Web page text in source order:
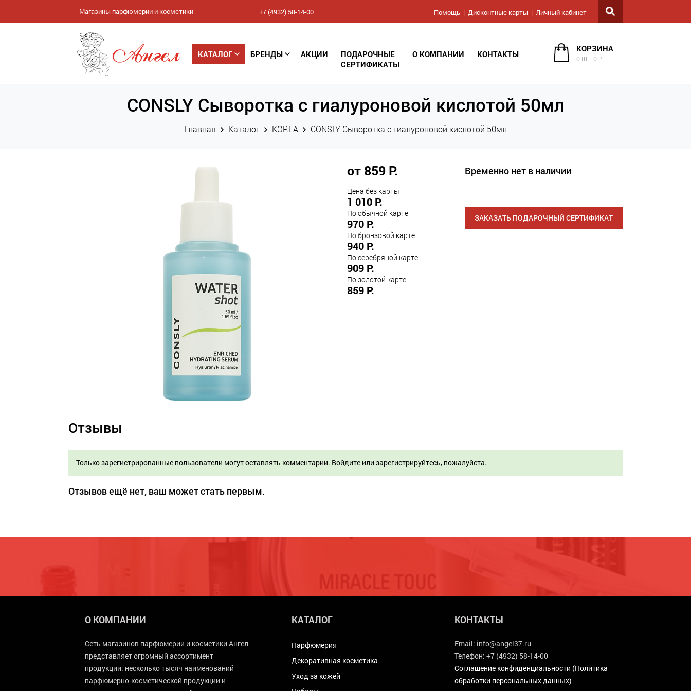
Магазины парфюмерии и косметики +7 (4932) 58-14-00
конфиденциальности
персональных данных)
Помощь Дисконтные карты Личный кабинет
КАТАЛОГ БРЕНДЫ АКЦИИ
ПОДАРОЧНЫЕ
СЕРТИФИКАТЫ
О КОМПАНИИ КОНТАКТЫ
КОРЗИНА
0 ШТ. 0 Р.
CONSLY Сыворотка с гиалуроновой кислотой 50мл
Главная Каталог KOREA CONSLY Сыворотка с гиалуроновой кислотой 50мл
от 859 Р.
Цена без карты
1 010 Р.
По обычной карте
970 Р.
По бронзовой карте
940 Р.
По серебряной карте
909 Р.
По золотой карте
859 Р.
Временно нет в наличии
ЗАКАЗАТЬ ПОДАРОЧНЫЙ СЕРТИФИКАТ
Отзывы
Только зарегистрированные пользователи могут оставлять комментарии. Войдите или зарегистрируйтесь, пожалуйста.
Отзывов ещё нет, ваш может стать первым.
О КОМПАНИИ
Сеть магазинов парфюмерии и косметики Ангел
представляет огромный ассортимент
продукции: несколько тысяч наименований
парфюмерно-косметической продукции и
КАТАЛОГ
Парфюмерия
Декоративная косметика
Уход за кожей
КОНТАКТЫ
Email: info@angel37.ru
Телефон: +7 (4932) 58-14-00
Соглашение конфиденциальности (Политика
обработки персональных данных)